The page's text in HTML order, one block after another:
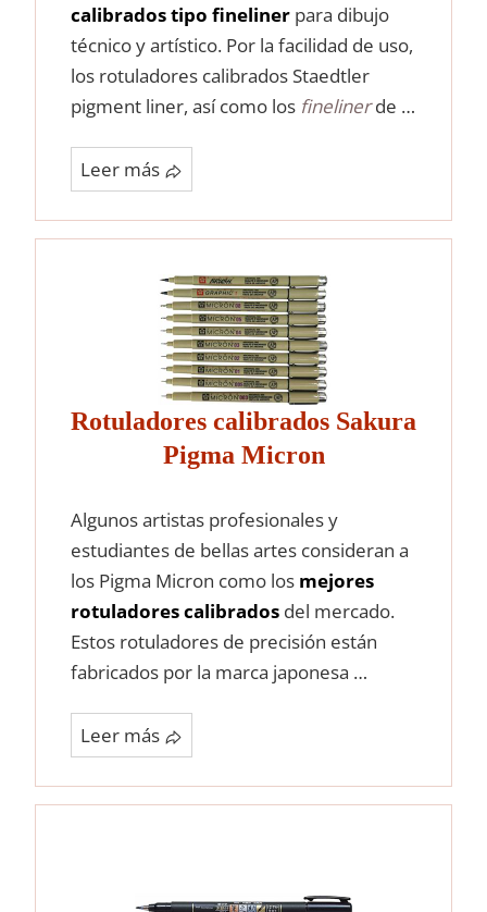
calibrados tipo fineliner para dibujo
técnico y artístico. Por la facilidad de uso,
los rotuladores calibrados Staedtler
pigment liner, así como los finelinerde …
Leer más
Rotuladores calibrados Sakura
Pigma Micron
Algunos artistas profesionales y
estudiantes de bellas artes consideran a
los Pigma Micron como los mejores
rotuladores calibrados del mercado.
Estos rotuladores de precisión están
fabricados por la marca japonesa …
Leer más